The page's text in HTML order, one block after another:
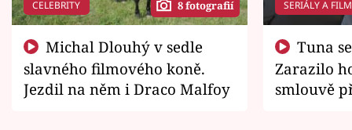
CELEBRITY 8 fotografií
slavného filmového koně.
Jezdil na něm i Draco Malfoy
SERIÁLY A
Zarazilo
smlouvě